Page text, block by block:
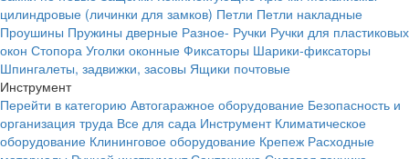
цилиндровые (личинки для замков) Петли Петли накладные
Проушины Пружины дверные Разное- Ручки Ручки для пластиковых
окон Стопора Уголки оконные Фиксаторы Шарики-фиксаторы
Шпингалеты, задвижки, засовы Ящики почтовые
Инструмент
Перейти в категорию Автогаражное оборудование Безопасность и
организация труда Все для сада Инструмент Климатическое
оборудование Клининговое оборудование Крепеж Расходные